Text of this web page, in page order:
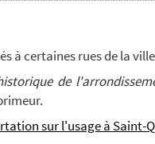
e...
à certaines rues de la
de
sur l'usage à Saint-